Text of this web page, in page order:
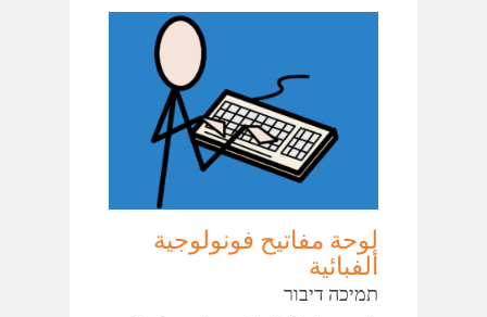
لوحة مفاتيح فونولوجية
ألفبائية
תמיכה דיבור